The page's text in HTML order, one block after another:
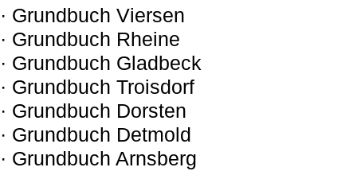
· Grundbuch Viersen
· Grundbuch Rheine
· Grundbuch Gladbeck
· Grundbuch Troisdorf
· Grundbuch Dorsten
· Grundbuch Detmold
· Grundbuch Arnsberg